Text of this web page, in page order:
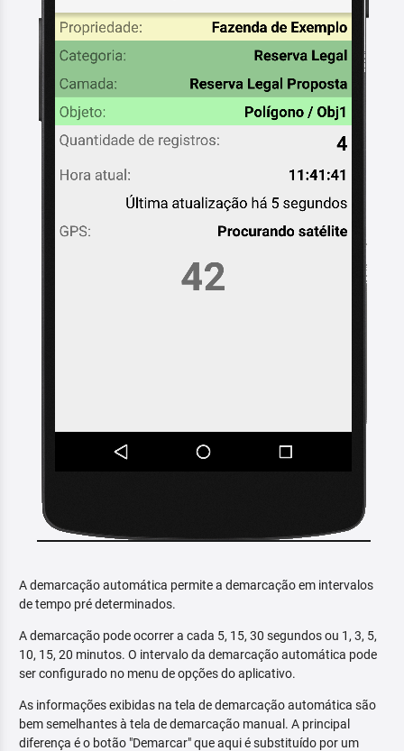
A demarcação automática permite a demarcação em intervalos
de tempo pré determinados.
A demarcação pode ocorrer a cada 5, 15, 30 segundos ou 1, 3, 5,
10, 15, 20 minutos. O intervalo da demarcação automática pode
ser configurado no menu de opções do aplicativo.
As informações exibidas na tela de demarcação automática são
bem semelhantes à tela de demarcação manual. A principal
diferença é o botão "Demarcar" que aqui é substituído por um